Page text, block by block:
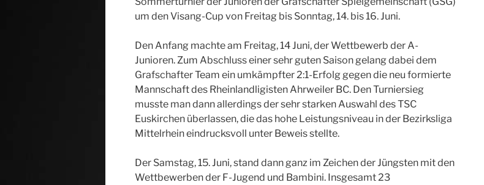
um den Visang-Cup von Freitag bis Sonntag, 14. bis 16. Juni.
Den Anfang machte am Freitag, 14 Juni, der Wettbewerb der A-
Junioren. Zum Abschluss einer sehr guten Saison gelang dabei dem
Grafschafter Team ein umkämpfter 2:1-Erfolg gegen die neu formierte
Mannschaft des Rheinlandligisten Ahrweiler BC. Den Turniersieg
musste man dann allerdings der sehr starken Auswahl des TSC
Euskirchen überlassen, die das hohe Leistungsniveau in der Bezirksliga
Mittelrhein eindrucksvoll unter Beweis stellte.
Der Samstag, 15. Juni, stand dann ganz im Zeichen der Jüngsten mit den
Wettbewerben der F-Jugend und Bambini. Insgesamt 23